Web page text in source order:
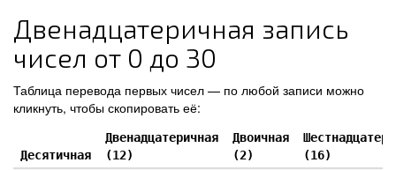
Двенадцатеричная запись
чисел от 0 до 30
Таблица перевода первых чисел — по любой записи можно
кликнуть, чтобы скопировать её:
Десятичная
Двенадцатеричная
(12)
Двоичная
(2)
(16)